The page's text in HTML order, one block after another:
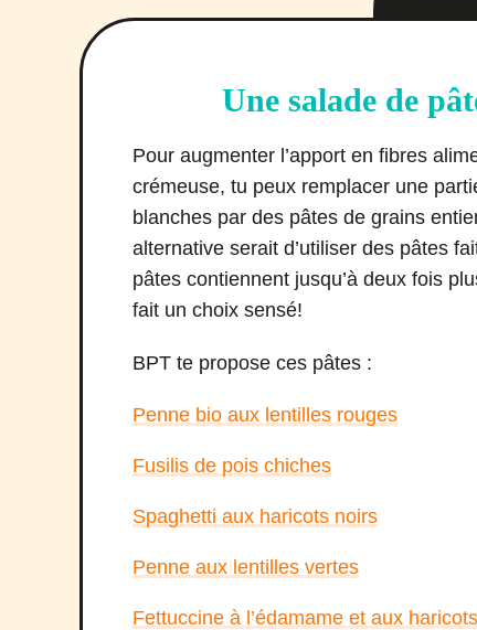
Une salade de
Pour augmenter l’apport en fibres
crémeuse, tu peux remplacer une
blanches par des pâtes de grains
alternative serait d’utiliser des pâtes
pâtes contiennent jusqu’à deux fois
fait un choix sensé!
BPT te propose ces pâtes :
Penne bio aux lentilles rouges
Fusilis de pois chiches
Spaghetti aux haricots noirs
Penne aux lentilles vertes
Fettuccine à l’édamame et aux